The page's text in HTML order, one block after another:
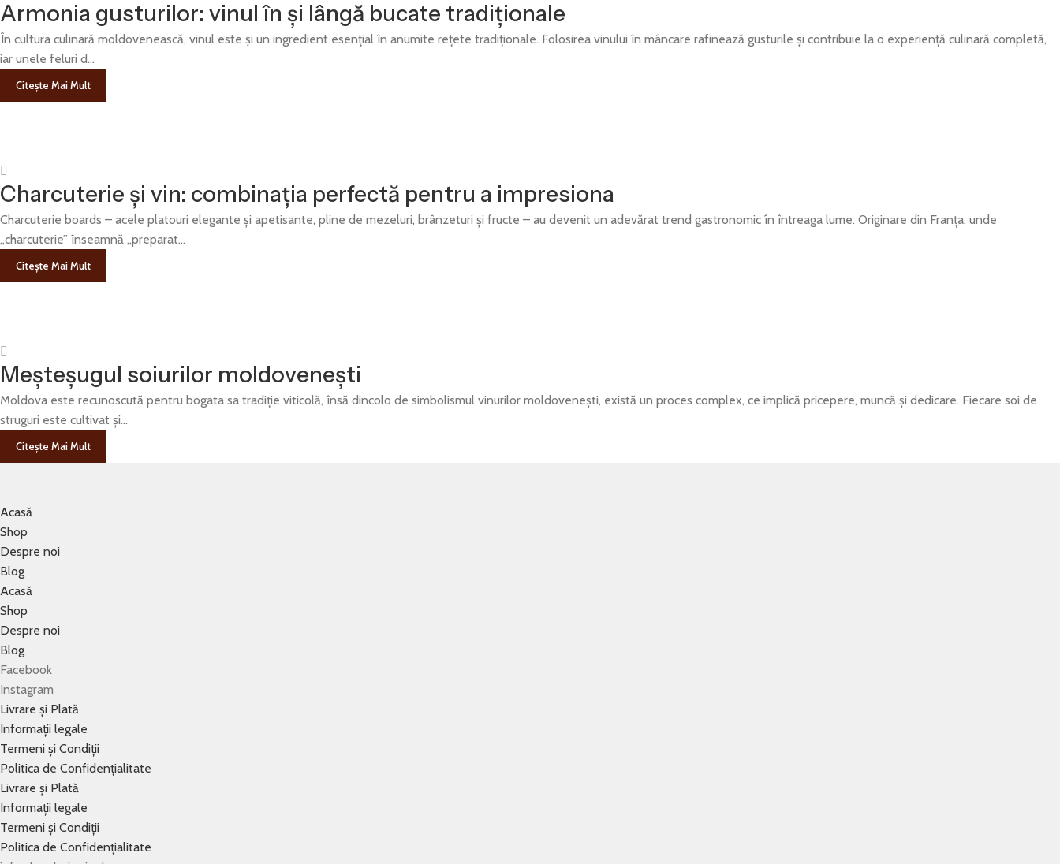
Armonia gusturilor: vinul în și lângă bucate tradiționale
În cultura culinară moldovenească, vinul este și un ingredient esențial în anumite rețete tradiționale. Folosirea vinului în mâncare rafinează gusturile și contribuie la o experiență culinară completă,
iar unele feluri d...
Citește Mai Mult
Charcuterie și vin: combinația perfectă pentru a impresiona
Charcuterie boards – acele platouri elegante și apetisante, pline de mezeluri, brânzeturi și fructe – au devenit un adevărat trend gastronomic în întreaga lume. Originare din Franța, unde
„charcuterie” înseamnă „preparat...
Citește Mai Mult
Meșteșugul soiurilor moldovenești
Moldova este recunoscută pentru bogata sa tradiție viticolă, însă dincolo de simbolismul vinurilor moldovenești, există un proces complex, ce implică pricepere, muncă și dedicare. Fiecare soi de
struguri este cultivat și...
Citește Mai Mult
Acasă
Shop
Despre noi
Blog
Acasă
Shop
Despre noi
Blog
Facebook
Instagram
Livrare și Plată
Informații legale
Termeni și Condiții
Politica de Confidențialitate
Livrare și Plată
Informații legale
Termeni și Condiții
Politica de Confidențialitate